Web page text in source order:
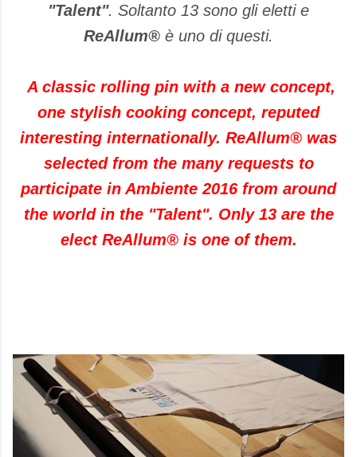
"Talent". Soltanto 13 sono gli eletti e
ReAllum® è uno di questi.
A classic rolling pin with a new concept,
one stylish cooking concept, reputed
interesting internationally. ReAllum® was
selected from the many requests to
participate in Ambiente 2016 from around
the world in the "Talent". Only 13 are the
elect ReAllum® is one of them.